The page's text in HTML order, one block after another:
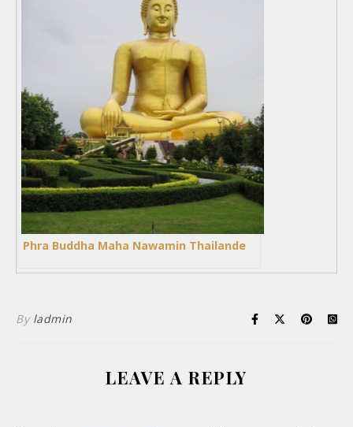
Phra Buddha Maha Nawamin Thailande
By ladmin
LEAVE A REPLY